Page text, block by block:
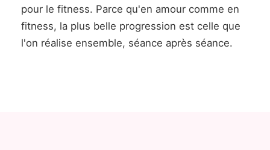
pour le fitness. Parce qu'en amour comme en
fitness, la plus belle progression est celle que
l'on réalise ensemble, séance après séance.